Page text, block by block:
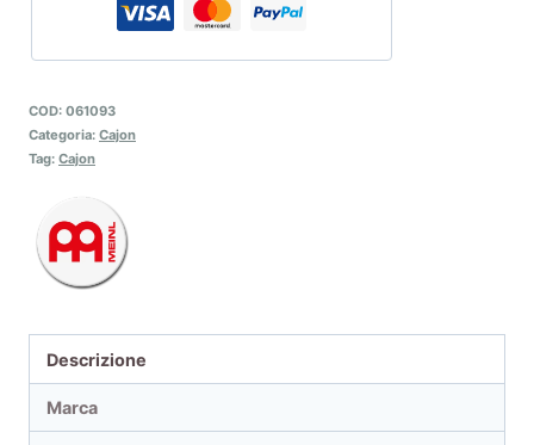
COD: 061093
Categoria: Cajon
Tag: Cajon
Descrizione
Marca